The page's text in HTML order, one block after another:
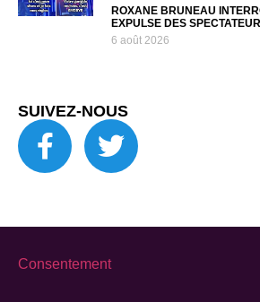
ROXANE BRUNEAU
EXPULSE DES
6 août 2026
SUIVEZ-NOUS
Consentement